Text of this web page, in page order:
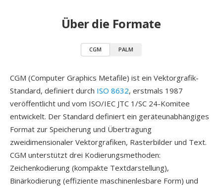
Über die Formate
CGM PALM
CGM (Computer Graphics Metafile) ist ein Vektorgrafik-
Standard, definiert durch ISO 8632, erstmals 1987
veröffentlicht und vom ISO/IEC JTC 1/SC 24-Komitee
entwickelt. Der Standard definiert ein geräteunabhängiges
Format zur Speicherung und Übertragung
zweidimensionaler Vektorgrafiken, Rasterbilder und Text.
CGM unterstützt drei Kodierungsmethoden:
Zeichenkodierung (kompakte Textdarstellung),
Binärkodierung (effiziente maschinenlesbare Form) und